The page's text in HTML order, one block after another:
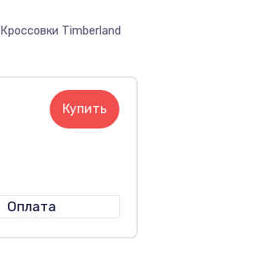
Кроссовки Timberland
Купить
Оплата